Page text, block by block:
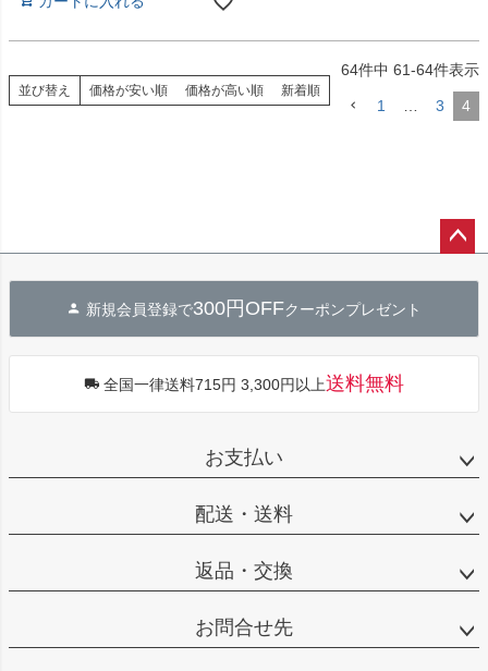
並び替え 価格が安い順 価格が高い順 新着順
64件中 61-64件表示
1 3 4
へ
新規会員登録で300円OFFクーポンプレゼント
全国一律送料715円 3,300円以上送料無料
お支払い
配送・送料
返品・交換
お問合せ先